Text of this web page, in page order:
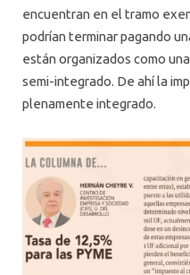
encuentran en el tramo
podrían terminar pagando
están organizados como
semi-integrado. De ahí la
plenamente integrado.